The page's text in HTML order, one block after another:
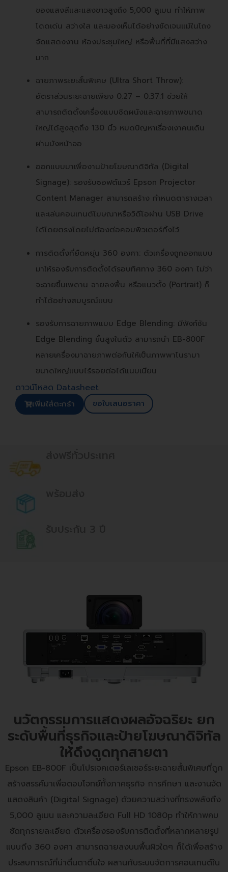
ของแสงสีและแสงขาวสูงถึง 5,000 ลูเมน ทำให้ภาพ
โดดเด่น สว่างใส และมองเห็นได้อย่างชัดเจนแม้ในโถง
จัดแสดงงาน ห้องประชุมใหญ่ หรือพื้นที่ที่มีแสงสว่าง
มาก
ฉายภาพระยะสั้นพิเศษ (Ultra Short Throw):
อัตราส่วนระยะฉายเพียง 0.27 – 0.37:1 ช่วยให้
สามารถติดตั้งเครื่องแบบชิดผนังและฉายภาพขนาด
ใหญ่ได้สูงสุดถึง 130 นิ้ว หมดปัญหาเรื่องเงาคนเดิน
ผ่านบังหน้าจอ
ออกแบบมาเพื่องานป้ายโฆษณาดิจิทัล (Digital
Signage): รองรับซอฟต์แวร์ Epson Projector
Content Manager สามารถสร้าง กำหนดตารางเวลา
และเล่นคอนเทนต์โฆษณาหรือวิดีโอผ่าน USB Drive
ได้โดยตรงโดยไม่ต้องต่อคอมพิวเตอร์ทิ้งไว้
การติดตั้งที่ยืดหยุ่น 360 องศา: ตัวเครื่องถูกออกแบบ
มาให้รองรับการติดตั้งได้รอบทิศทาง 360 องศา ไม่ว่า
จะฉายขึ้นเพดาน ฉายลงพื้น หรือแนวตั้ง (Portrait) ก็
ทำได้อย่างสมบูรณ์แบบ
รองรับการฉายภาพแบบ Edge Blending: มีฟังก์ชัน
Edge Blending ขั้นสูงในตัว สามารถนำ EB-800F
หลายเครื่องมาฉายภาพต่อกันให้เป็นภาพพาโนรามา
ขนาดใหญ่แบบไร้รอยต่อได้แนบเนียน
ดาวน์โหลด Datasheet
เพิ่มใส่ตะกร้า ขอใบเสนอราคา
นวัตกรรมการแสดงผลอัจฉริยะ ยก
ระดับพื้นที่ธุรกิจและป้ายโฆษณาดิจิทัล
ให้ดึงดูดทุกสายตา
Epson EB-800F เป็นโปรเจคเตอร์เลเซอร์ระยะฉายสั้นพิเศษที่ถูก
สร้างสรรค์มาเพื่อตอบโจทย์ทั้งภาคธุรกิจ การศึกษา และงานจัด
แสดงสินค้า (Digital Signage) ด้วยความสว่างที่ทรงพลังถึง
5,000 ลูเมน และความละเอียด Full HD 1080p ทำให้ภาพคม
ชัดทุกรายละเอียด ตัวเครื่องรองรับการติดตั้งที่หลากหลายรูป
แบบถึง 360 องศา สามารถฉายลงบนพื้นผิวใดๆ ก็ได้เพื่อสร้าง
ประสบการณ์ที่น่าตื่นตาตื่นใจ ผสานกับระบบจัดการคอนเทนต์ใน